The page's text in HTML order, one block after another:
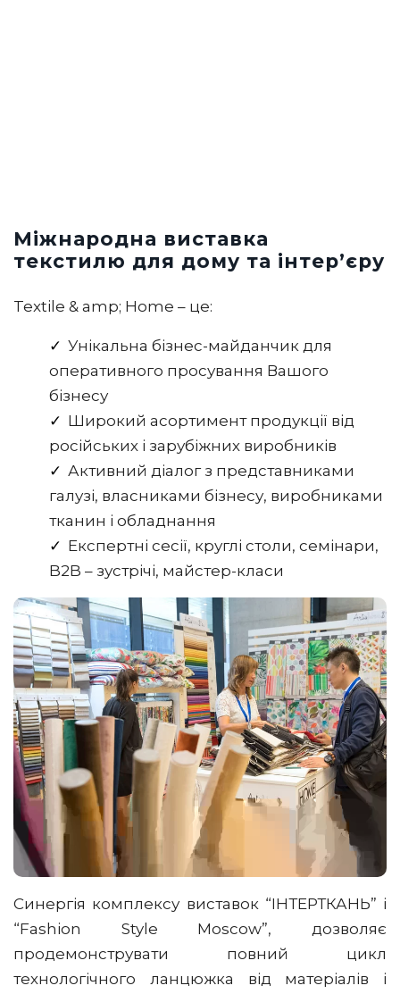
Міжнародна виставка
текстилю для дому та інтер’єру
Textile & amp; Home – це:
Унікальна бізнес-майданчик для
оперативного просування Вашого
бізнесу
Широкий асортимент продукції від
російських і зарубіжних виробників
Активний діалог з представниками
галузі, власниками бізнесу, виробниками
тканин і обладнання
Експертні сесії, круглі столи, семінари,
B2B – зустрічі, майстер-класи
Синергія комплексу виставок “ІНТЕРТКАНЬ” і
“Fashion Style Moscow”, дозволяє
продемонструвати повний цикл
технологічного ланцюжка від матеріалів і